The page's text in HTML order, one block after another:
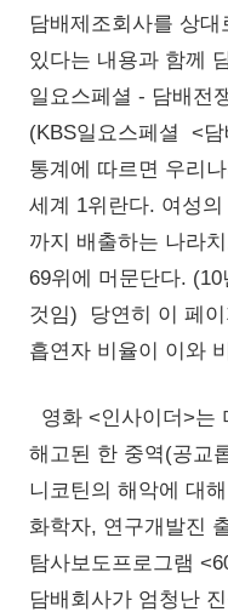
담배제조회사를 상
있다는 내용과 함께
일요스페셜 - 담배전
(KBS일요스페셜 <
통계에 따르면 우리
세계 1위란다. 여성
까지 배출하는 나라
69위에 머문단다.
것임) 당연히 이 페
흡연자 비율이 이와
영화 <인사이더>는
해고된 한 중역(공교
니코틴의 해악에 대
화학자, 연구개발진
탐사보도프로그램
담배회사가 엄청난